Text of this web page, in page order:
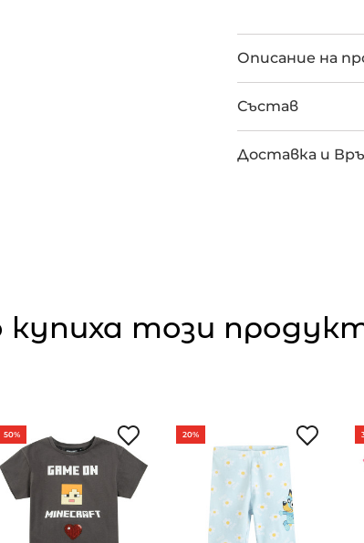
Описание на
Състав
Доставка и
този
50% 20%